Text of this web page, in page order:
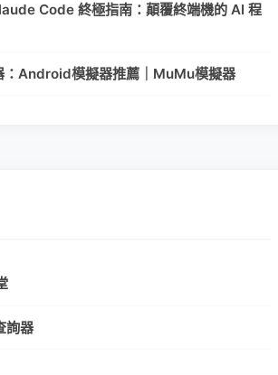
Code 終極指南：顛覆終端機的 AI 程
：Android模擬器推薦｜MuMu模擬器
詢器